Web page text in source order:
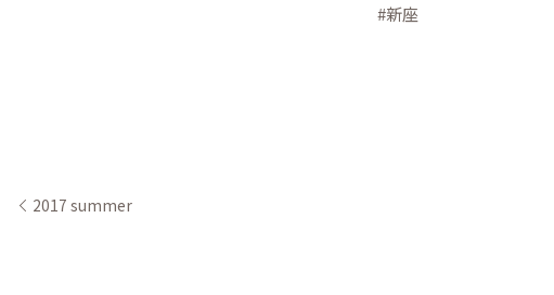
#新座
2017 summer